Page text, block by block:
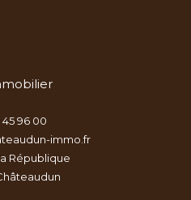
45 96 00
immo.fr
République
châteaudun